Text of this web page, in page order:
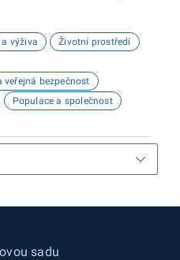
výživa
Životní prostředí
veřejná bezpečnost
Populace a společnost
sadu